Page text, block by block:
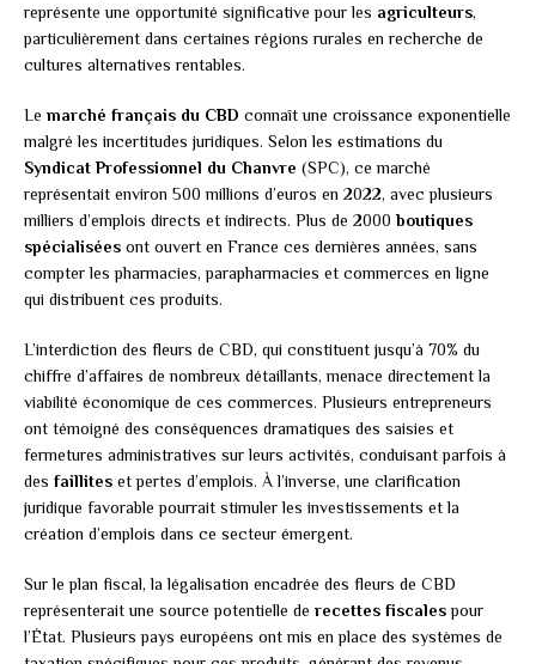
représente une opportunité significative pour les agriculteurs,
particulièrement dans certaines régions rurales en recherche de
cultures alternatives rentables.
Le marché français du CBD connaît une croissance exponentielle
malgré les incertitudes juridiques. Selon les estimations du
Syndicat Professionnel du Chanvre (SPC), ce marché
représentait environ 500 millions d’euros en 2022, avec plusieurs
milliers d’emplois directs et indirects. Plus de 2000boutiques
spécialisées ont ouvert en France ces dernières années, sans
compter les pharmacies, parapharmacies et commerces en ligne
qui distribuent ces produits.
L’interdiction des fleurs de CBD, qui constituent jusqu’à 70% du
chiffre d’affaires de nombreux détaillants, menace directement la
viabilité économique de ces commerces. Plusieurs entrepreneurs
ont témoigné des conséquences dramatiques des saisies et
fermetures administratives sur leurs activités, conduisant parfois à
des faillites et pertes d’emplois. À l’inverse, une clarification
juridique favorable pourrait stimuler les investissements et la
création d’emplois dans ce secteur émergent.
Sur le plan fiscal, la légalisation encadrée des fleurs de CBD
représenterait une source potentielle de recettes fiscalespour
l’État. Plusieurs pays européens ont mis en place des systèmes de